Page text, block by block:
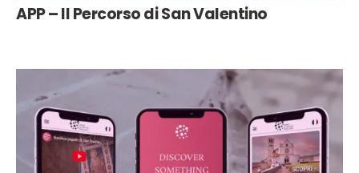
APP – Il Percorso di San Valentino